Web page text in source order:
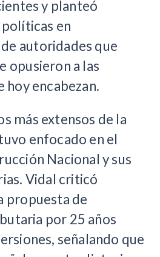
y planteó
en
autoridades que
opusieron a las
hoy encabezan.
más extensos de la
enfocado en el
Nacional y sus
Vidal criticó
propuesta de
por 25 años
señalando que